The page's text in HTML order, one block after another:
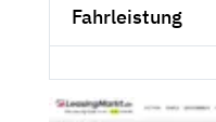
Fahrleistung